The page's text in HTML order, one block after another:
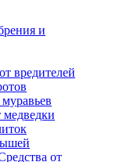
и
вредителей
медведки
от